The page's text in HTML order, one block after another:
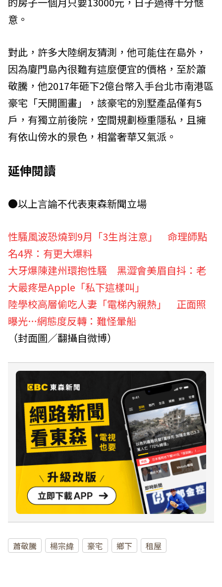
意。
對此，許多大陸網友猜測，他可能住在島外，
因為廈門島內很難有這麼便宜的價格，至於蕭
敬騰，他2017年砸下2億台幣入手台北市南港區
豪宅「天開圖畫」，該豪宅的別墅產品僅有5
戶，有獨立前後院，空間規劃極重隱私，且擁
有依山傍水的景色，相當奢華又氣派。
延伸閱讀
●以上言論不代表東森新聞立場
性騷風波恐燒到9月「3生肖注意」 命理師點
名4界：有更大爆料
大牙爆陳建州環抱性騷 黑澀會美眉自抖：老
大最疼是Apple「私下這樣叫」
陸學校高層偷吃人妻「電梯內親熱」 正面照
曝光…網態度反轉：難怪暈船
（封面圖／翻攝自微博）
蕭敬騰 楊宗緯 豪宅 鄉下 租屋